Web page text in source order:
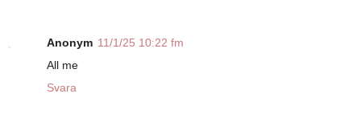
Anonym 11/1/25 10:22 fm
All me
Svara